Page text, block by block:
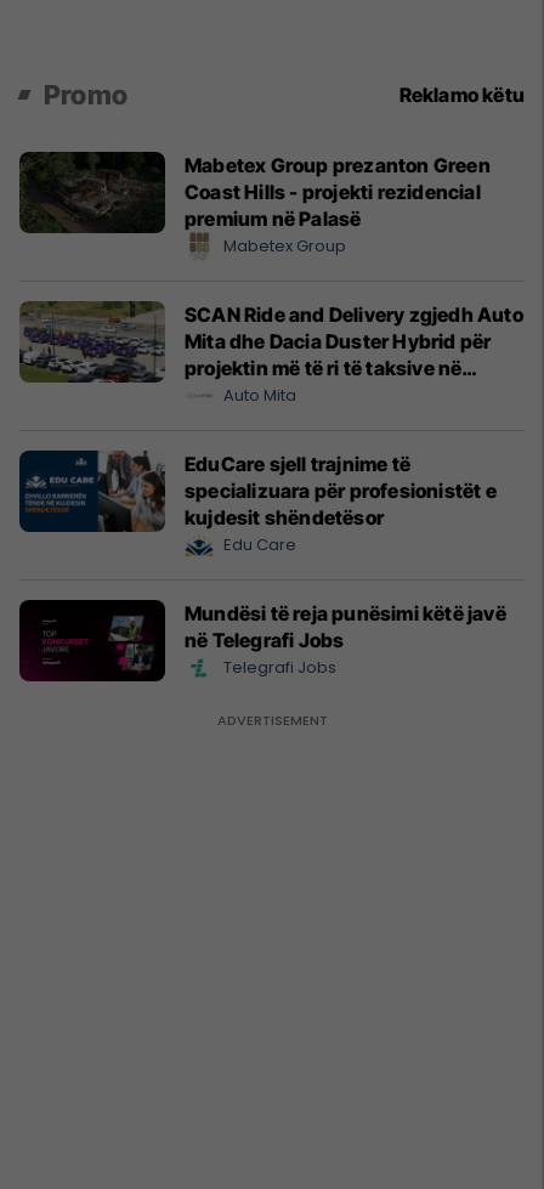
Promo Reklamo këtu
Mabetex Group prezanton Green
Coast Hills - projekti rezidencial
premium në Palasë
Mabetex Group
SCAN Ride and Delivery zgjedh Auto
Mita dhe Dacia Duster Hybrid për
projektin më të ri të taksive në
Prishtinë
Auto Mita
EduCare sjell trajnime të
specializuara për profesionistët e
kujdesit shëndetësor
Edu Care
Mundësi të reja punësimi këtë javë
në Telegrafi Jobs
Telegrafi Jobs